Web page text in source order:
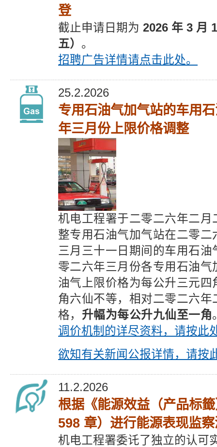
登
截止申请 日期为 2026 年 3 月
五） 。
招聘广告详情请点击此处。
25.2.2026
专用石油气加气站的车用
年三月份上限价格调整
机电工程署于二零二六年二月
整专用石油气加气站在二零二
三月三十一日期间的车用石油
零二六年三月份各专用石油气
油气上限价格为每公升三元四
角六仙不等，相对二零二六年
格， 升幅为每公升九仙至一角
调价机制的详尽资料，请按此
欲知有关新闻公报详情，请按
11.2.2026
根据《能源效益（产品标
598 章）进行能源表现监
机电工程署委讬了独立的认可